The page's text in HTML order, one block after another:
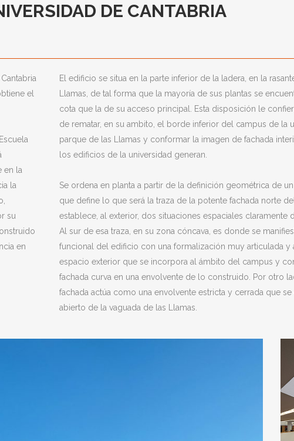
DE CANTABRIA
el
en la
la
su
en
El edificio se situa en la parte inferior de la ladera, en la
Llamas, de tal forma que la mayoría de sus plantas se
cota que la de su acceso principal. Esta disposición le
de rematar, en su ambito, el borde inferior del campus de la
parque de las Llamas y conformar la imagen de fachada
los edificios de la universidad generan.
Se ordena en planta a partir de la definición geométrica de
que define lo que será la traza de la potente fachada norte
establece, al exterior, dos situaciones espaciales claramente
Al sur de esa traza, en su zona cóncava, es donde se
funcional del edificio con una formalización muy articulada y
espacio exterior que se incorpora al ámbito del campus y
fachada curva en una envolvente de lo construido. Por otro
fachada actúa como una envolvente estricta y cerrada que
abierto de la vaguada de las Llamas.